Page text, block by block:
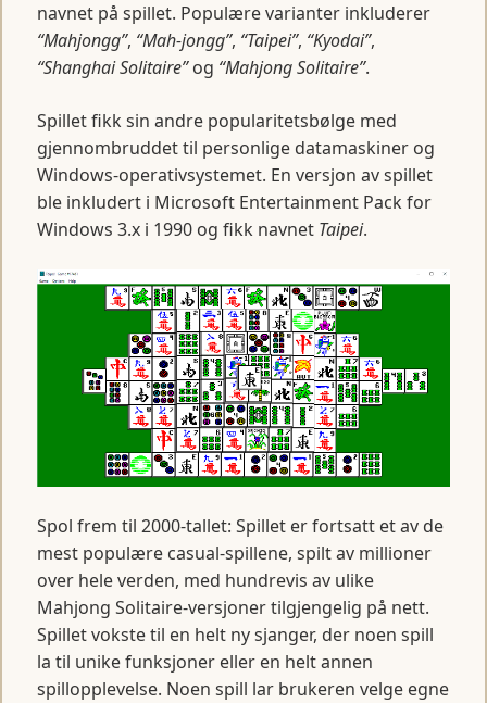
navnet på spillet. Populære varianter inkluderer
“Mahjongg”, “Mah-jongg”, “Taipei”, “Kyodai”,
“Shanghai Solitaire”og “Mahjong Solitaire”.
Spillet fikk sin andre popularitetsbølge med
gjennombruddet til personlige datamaskiner og
Windows-operativsystemet. En versjon av spillet
ble inkludert i Microsoft Entertainment Pack for
Windows 3.x i 1990 og fikk navnet Taipei.
Spol frem til 2000-tallet: Spillet er fortsatt et av de
mest populære casual-spillene, spilt av millioner
over hele verden, med hundrevis av ulike
Mahjong Solitaire-versjoner tilgjengelig på nett.
Spillet vokste til en helt ny sjanger, der noen spill
la til unike funksjoner eller en helt annen
spillopplevelse. Noen spill lar brukeren velge egne